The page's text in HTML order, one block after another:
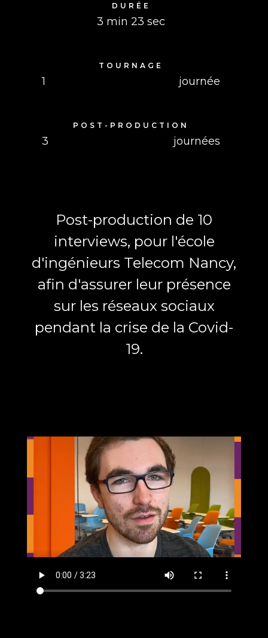
DURÉE
3 min 23 sec
TOURNAGE
1 journée
POST-PRODUCTION
3 journées
Post-production de 10
interviews, pour l'école
d'ingénieurs Telecom Nancy,
afin d'assurer leur présence
sur les réseaux sociaux
pendant la crise de la Covid-
19.